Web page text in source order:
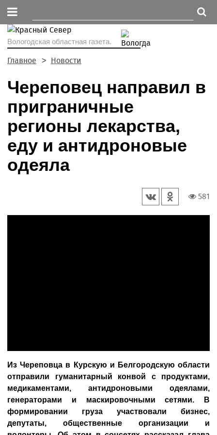
Вологодская областная газета.
Главное Новости
Череповец направил в
приграничные
регионы лекарства,
еду и антидроновые
одеяла
581
Из Череповца в Курскую и Белгородскую области
отправили гуманитарный конвой с продуктами,
медикаментами, антидроновыми одеялами,
генераторами и маскировочными сетями. В
формировании груза участвовали бизнес,
депутаты, общественные организации и